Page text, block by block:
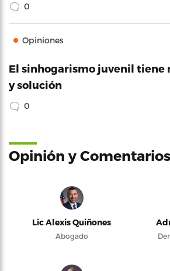
0
Opiniones
El sinhogarismo juvenil tiene
y solución
0
Opinión y Comentarios
Lic Alexis Quiñones
Abogado